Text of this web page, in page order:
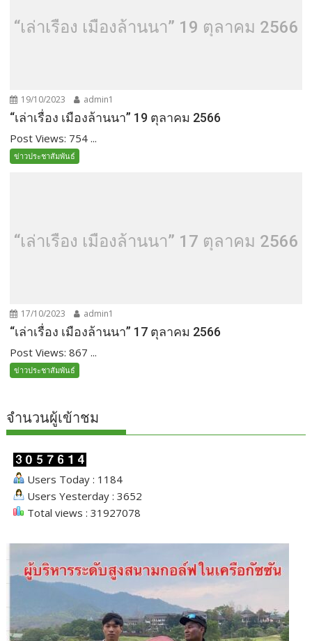
“เล่าเรื่อง เมืองล้านนา” 19 ตุลาคม 2566
19/10/2023 admin1
“เล่าเรื่อง เมืองล้านนา” 19 ตุลาคม 2566
Post Views: 754 ...
ข่าวประชาสัมพันธ์
“เล่าเรื่อง เมืองล้านนา” 17 ตุลาคม 2566
17/10/2023 admin1
“เล่าเรื่อง เมืองล้านนา” 17 ตุลาคม 2566
Post Views: 867 ...
ข่าวประชาสัมพันธ์
จำนวนผู้เข้าชม
Users Today : 1184
Users Yesterday : 3652
Total views : 31927078